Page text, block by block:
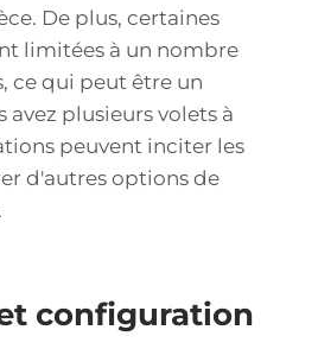
De plus, certaines
limitées à un nombre
ce qui peut être un
avez plusieurs volets à
peuvent inciter les
d'autres options de
configuration